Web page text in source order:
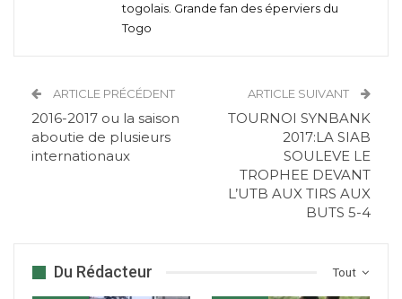
togolais. Grande fan des éperviers du
Togo
ARTICLE PRÉCÉDENT
2016-2017 ou la saison
aboutie de plusieurs
internationaux
ARTICLE SUIVANT
TOURNOI SYNBANK
2017:LA SIAB
SOULEVE LE
TROPHEE DEVANT
L’UTB AUX TIRS AUX
BUTS 5-4
Tout
Du Rédacteur